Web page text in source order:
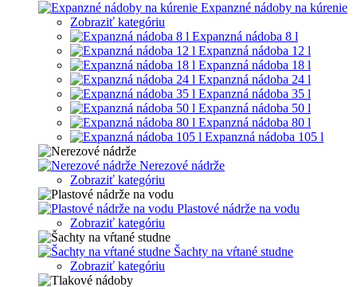
Expanzné nádoby na kúrenie
Zobraziť kategóriu
Expanzná nádoba 8 l
Expanzná nádoba 12 l
Expanzná nádoba 18 l
Expanzná nádoba 24 l
Expanzná nádoba 35 l
Expanzná nádoba 50 l
Expanzná nádoba 80 l
Expanzná nádoba 105 l
Nerezové nádrže
Zobraziť kategóriu
Plastové nádrže na vodu
Zobraziť kategóriu
Šachty na vŕtané studne
Zobraziť kategóriu